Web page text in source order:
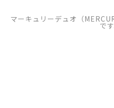
マーキュリーデュオ（
です